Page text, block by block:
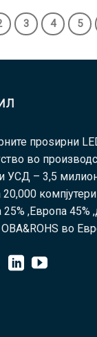
3 4 5
проѕирни
во
УСД – 3,5
,Европа 45%
ОВА&ROHS во